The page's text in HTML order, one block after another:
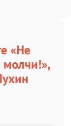
«Не
молчи!»,